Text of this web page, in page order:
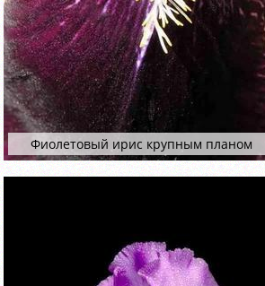
Фиолетовый ирис крупным планом